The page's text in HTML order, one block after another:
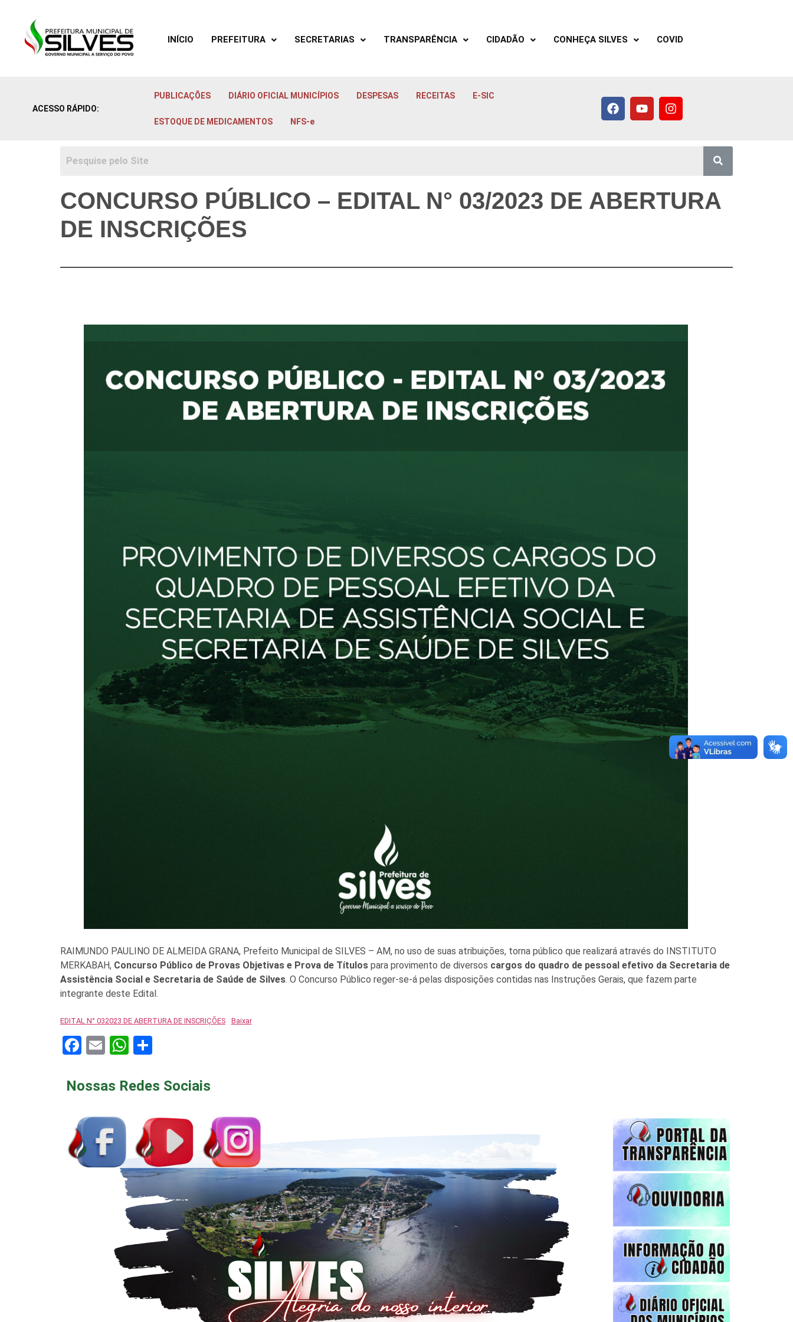
INÍCIO PREFEITURA SECRETARIAS TRANSPARÊNCIA CIDADÃO CONHEÇA SILVES COVID
ACESSO RÁPIDO:
PUBLICAÇÕES DIÁRIO OFICIAL MUNICÍPIOS DESPESAS RECEITAS E-SIC
ESTOQUE DE MEDICAMENTOS NFS-e
CONCURSO PÚBLICO – EDITAL N° 03/2023 DE ABERTURA
DE INSCRIÇÕES
RAIMUNDO PAULINO DE ALMEIDA GRANA, Prefeito Municipal de SILVES – AM, no uso de suas atribuições, torna público que realizará através do INSTITUTO
MERKABAH, Concurso Público de Provas Objetivas e Prova de Títulos para provimento de diversos cargos do quadro de pessoal efetivo da Secretaria de
Assistência Social e Secretaria de Saúde de Silves. O Concurso Público reger-se-á pelas disposições contidas nas Instruções Gerais, que fazem parte
integrante deste Edital.
EDITAL N° 032023 DE ABERTURA DE INSCRIÇÕES Baixar
Facebook
EmailWhatsApp
Nossas Redes Sociais